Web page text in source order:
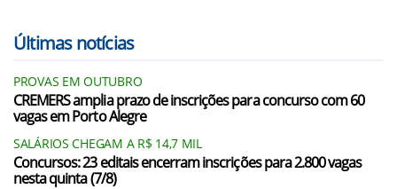
Últimas notícias
PROVAS EM OUTUBRO
CREMERS amplia prazo de inscrições para concurso com 60
vagas em Porto Alegre
SALÁRIOS CHEGAM A R$ 14,7 MIL
Concursos: 23 editais encerram inscrições para 2.800 vagas
nesta quinta (7/8)